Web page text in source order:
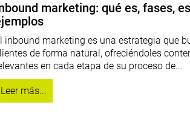
marketing: qué es, fases,
inbound marketing es una estrategia que
de forma natural, ofreciéndoles
en cada etapa de su proceso de...
Leer más...